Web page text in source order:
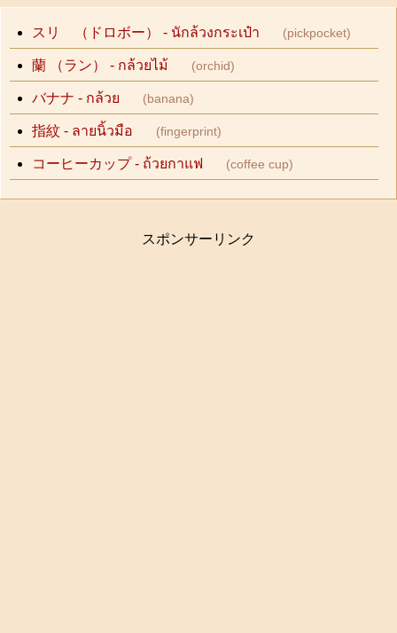
スリ （ドロボー） - นักล้วงกระเป๋า (pickpocket)
蘭 （ラン） - กล้วยไม้ (orchid)
バナナ - กล้วย (banana)
指紋 - ลายนิ้วมือ (fingerprint)
コーヒーカップ - ถ้วยกาแฟ (coffee cup)
スポンサーリンク